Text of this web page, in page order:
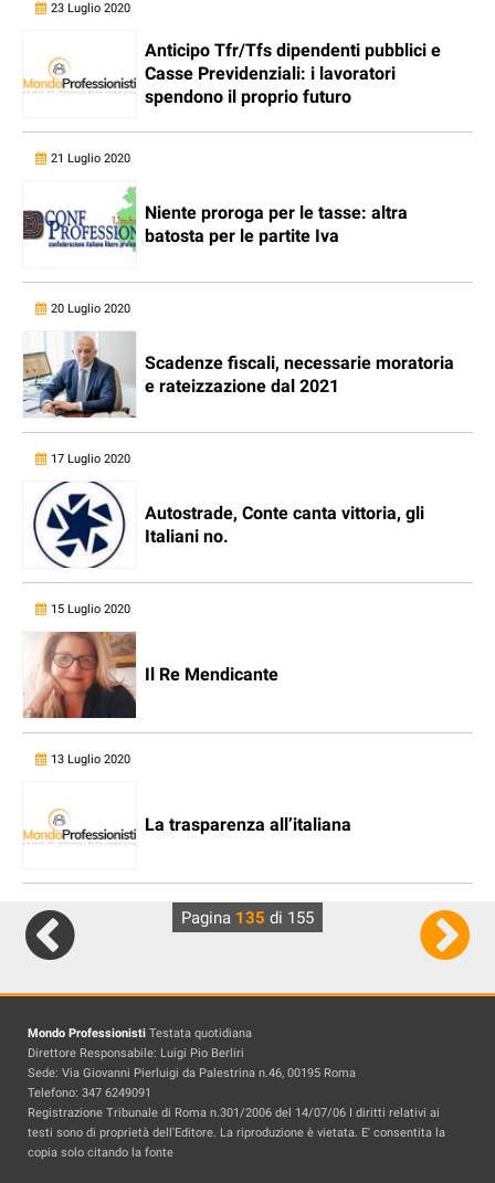
23 Luglio 2020
Anticipo Tfr/Tfs dipendenti pubblici e
Casse Previdenziali: i lavoratori
spendono il proprio futuro
21 Luglio 2020
Niente proroga per le tasse: altra
batosta per le partite Iva
20 Luglio 2020
Scadenze fiscali, necessarie moratoria
e rateizzazione dal 2021
17 Luglio 2020
Autostrade, Conte canta vittoria, gli
Italiani no.
15 Luglio 2020
Il Re Mendicante
13 Luglio 2020
La trasparenza all’italiana
Pagina 135 di 155
Mondo Professionisti Testata quotidiana
Direttore Responsabile: Luigi Pio Berliri
Sede: Via Giovanni Pierluigi da Palestrina n.46, 00195 Roma
Telefono: 347 6249091
Registrazione Tribunale di Roma n.301/2006 del 14/07/06 I diritti relativi ai
testi sono di proprietà dell'Editore. La riproduzione è vietata. E' consentita la
copia solo citando la fonte